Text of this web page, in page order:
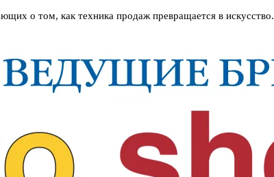
о том, как техника продаж превращается в искусство.